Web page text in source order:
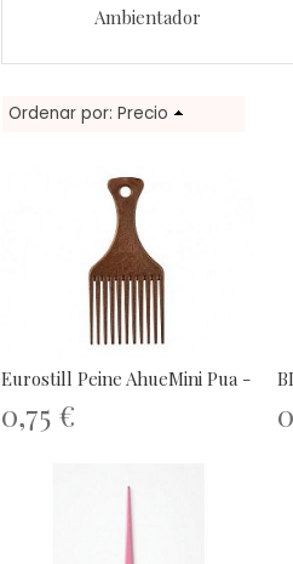
Ambientador
Ordenar por: Precio
Eurostill Peine AhueMini Pua - 406
0,75 €